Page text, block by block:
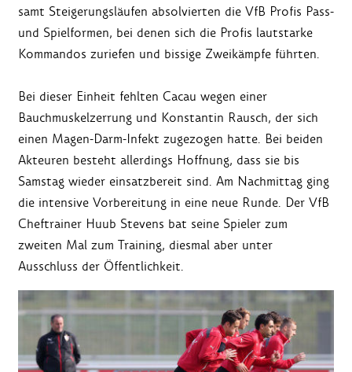
samt Steigerungsläufen absolvierten die VfB Profis Pass-
und Spielformen, bei denen sich die Profis lautstarke
Kommandos zuriefen und bissige Zweikämpfe führten.
Bei dieser Einheit fehlten Cacau wegen einer
Bauchmuskelzerrung und Konstantin Rausch, der sich
einen Magen-Darm-Infekt zugezogen hatte. Bei beiden
Akteuren besteht allerdings Hoffnung, dass sie bis
Samstag wieder einsatzbereit sind. Am Nachmittag ging
die intensive Vorbereitung in eine neue Runde. Der VfB
Cheftrainer Huub Stevens bat seine Spieler zum
zweiten Mal zum Training, diesmal aber unter
Ausschluss der Öffentlichkeit.